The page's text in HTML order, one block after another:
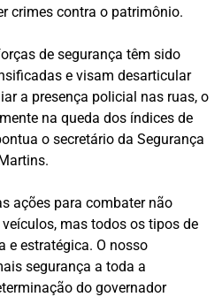
crimes contra o patrimônio.
de segurança têm sido
e visam desarticular
a presença policial nas ruas, o
na queda dos índices de
o secretário da Segurança
ações para combater não
mas todos os tipos de
e estratégica. O nosso
segurança a toda a
do governador